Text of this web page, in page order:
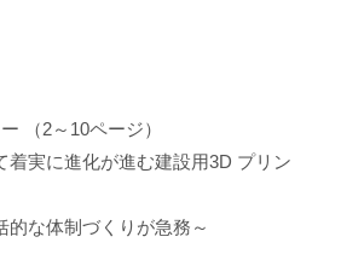
（2～10ページ）
着実に進化が進む建設用3D プリン
な体制づくりが急務～